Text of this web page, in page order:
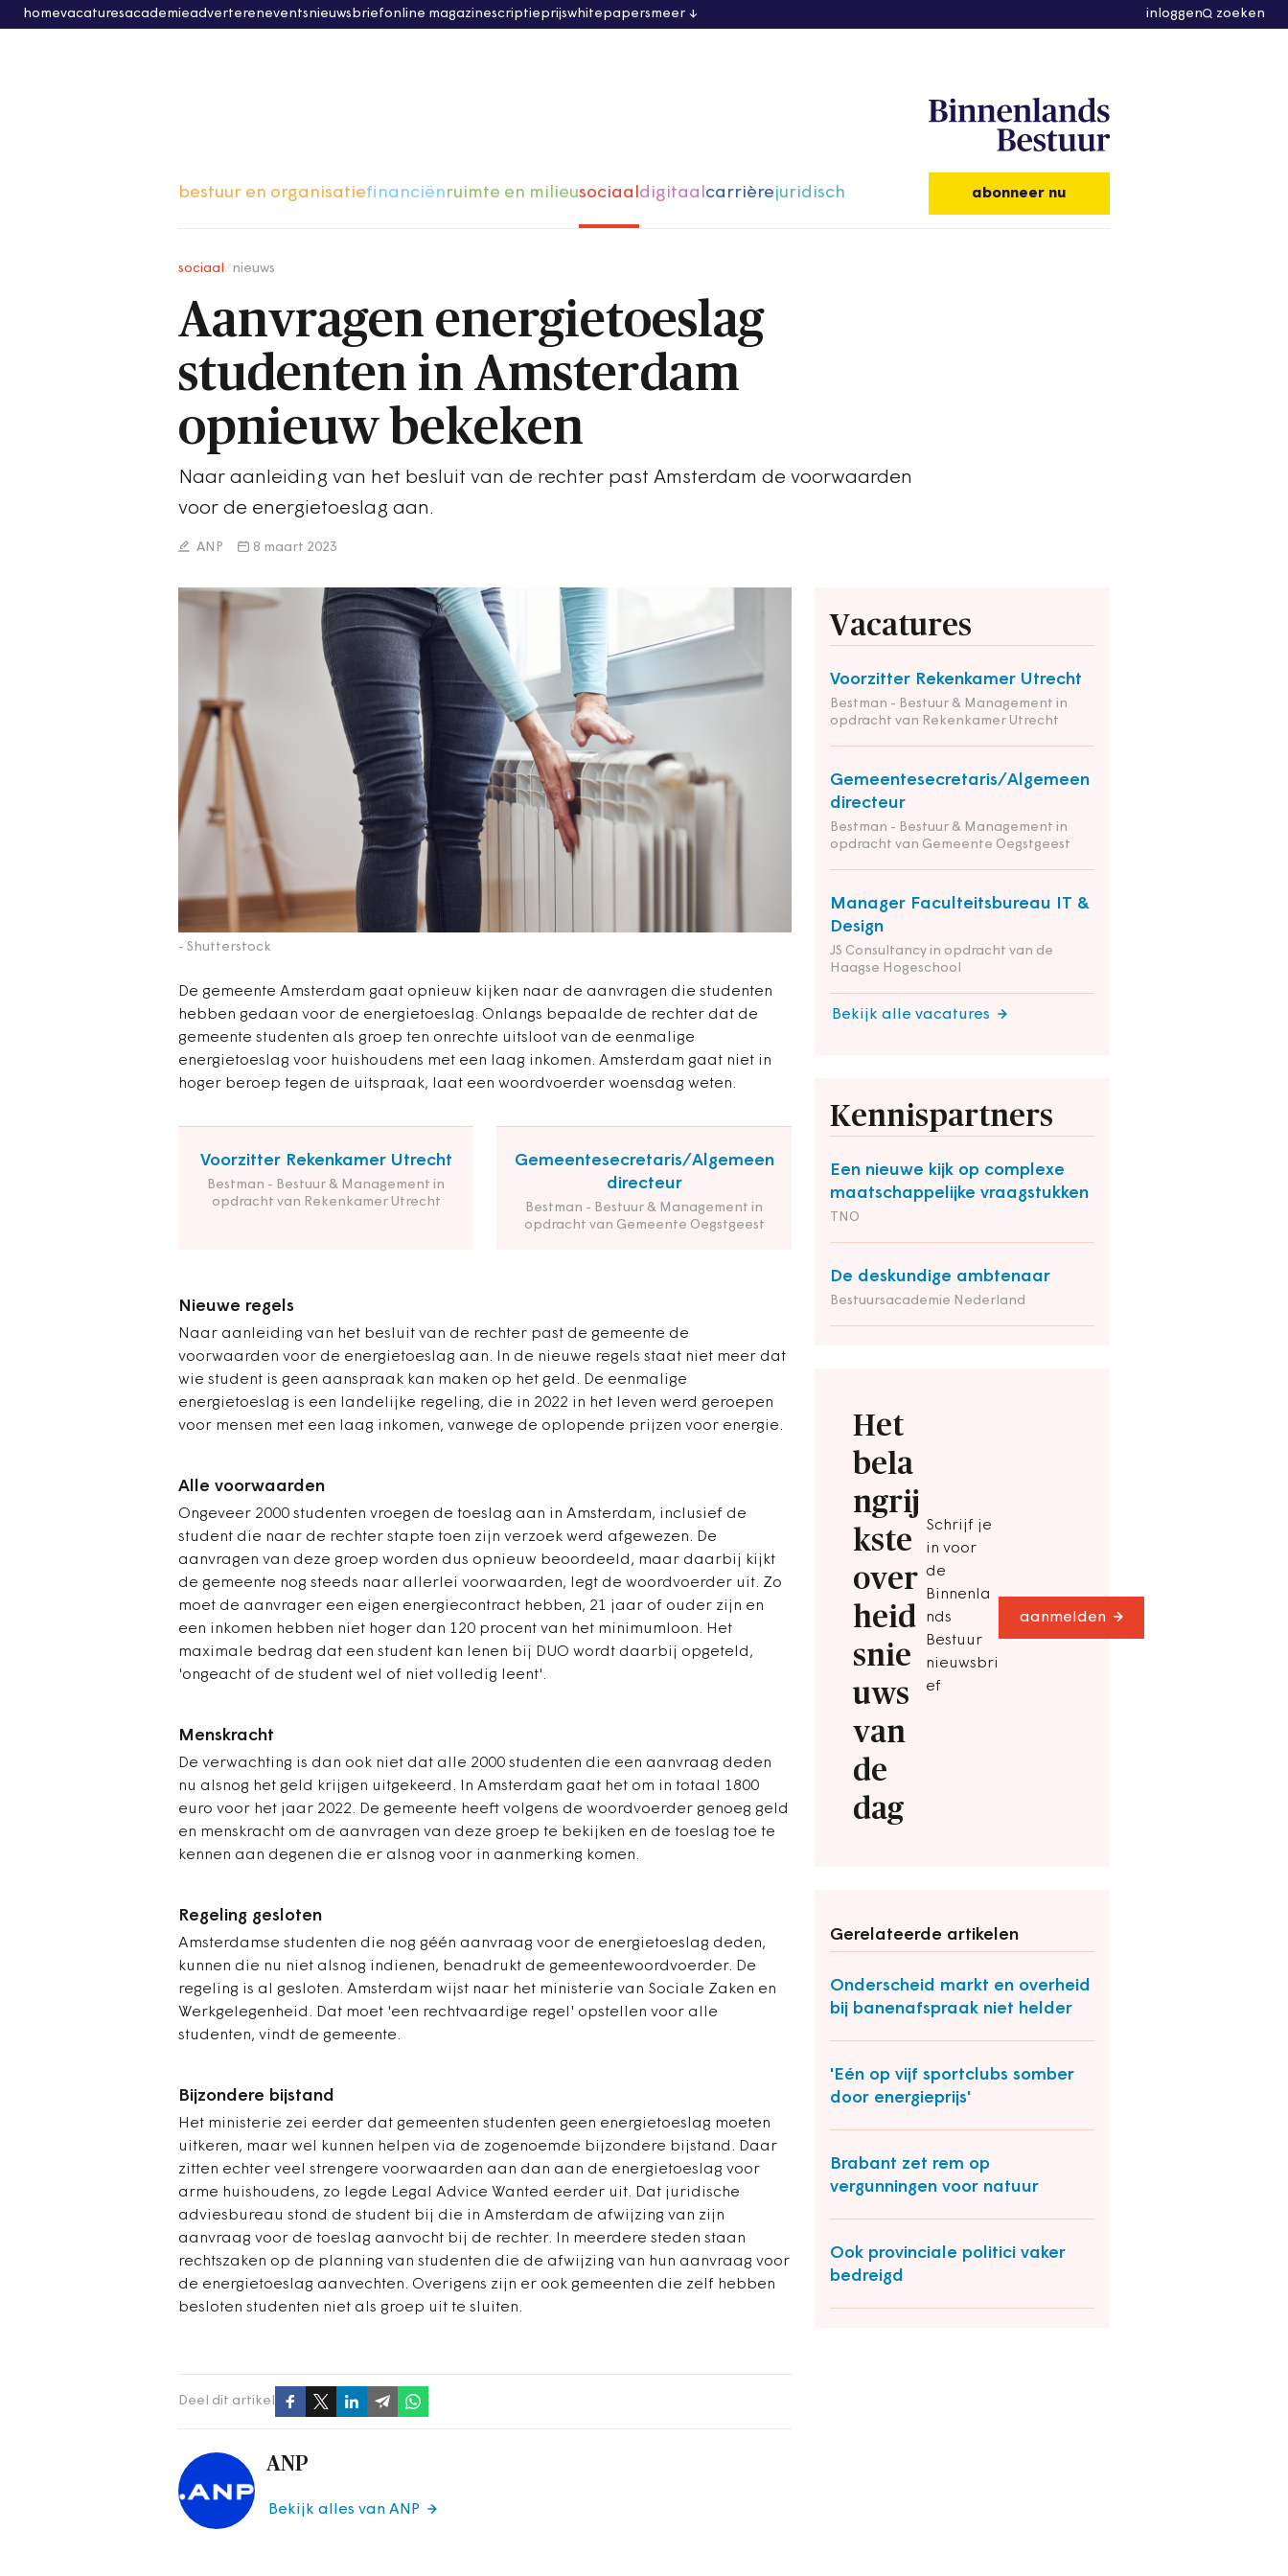
homevacaturesacademieadvertereneventsnieuwsbriefonline magazinescriptieprijswhitepapersmeer inloggen zoeken
bestuur en organisatiefinanciënruimte en milieusociaaldigitaalcarrièrejuridisch abonneer nu
sociaal nieuws
Aanvragen energietoeslag
studenten in Amsterdam
opnieuw bekeken
Naar aanleiding van het besluit van de rechter past Amsterdam de voorwaarden
voor de energietoeslag aan.
ANP 8 maart 2023
- Shutterstock
De gemeente Amsterdam gaat opnieuw kijken naar de aanvragen die studenten
hebben gedaan voor de energietoeslag. Onlangs bepaalde de rechter dat de
gemeente studenten als groep ten onrechte uitsloot van de eenmalige
energietoeslag voor huishoudens met een laag inkomen. Amsterdam gaat niet in
hoger beroep tegen de uitspraak, laat een woordvoerder woensdag weten.
Voorzitter Rekenkamer Utrecht
Bestman - Bestuur & Management in
opdracht van Rekenkamer Utrecht
Gemeentesecretaris/Algemeen
directeur
Bestman - Bestuur & Management in
opdracht van Gemeente Oegstgeest
Nieuwe regels
Naar aanleiding van het besluit van de rechter past de gemeente de
voorwaarden voor de energietoeslag aan. In de nieuwe regels staat niet meer dat
wie student is geen aanspraak kan maken op het geld. De eenmalige
energietoeslag is een landelijke regeling, die in 2022 in het leven werd geroepen
voor mensen met een laag inkomen, vanwege de oplopende prijzen voor energie.
Vacatures
Voorzitter Rekenkamer Utrecht
Bestman - Bestuur & Management in
opdracht van Rekenkamer Utrecht
Gemeentesecretaris/Algemeen
directeur
Bestman - Bestuur & Management in
opdracht van Gemeente Oegstgeest
Manager Faculteitsbureau IT &
Design
JS Consultancy in opdracht van de
Haagse Hogeschool
Bekijk alle vacatures
Kennispartners
Een nieuwe kijk op complexe
maatschappelijke vraagstukken
TNO
De deskundige ambtenaar
Bestuursacademie Nederland
Het
bela
ngrij
kste
over
heid
snie
uws
van
de
dag
Schrijf je
in voor
de
Binnenla
nds
Bestuur
nieuwsbri
ef
aanmelden
Gerelateerde artikelen
Onderscheid markt en overheid
bij banenafspraak niet helder
'Eén op vijf sportclubs somber
door energieprijs'
Brabant zet rem op
vergunningen voor natuur
Ook provinciale politici vaker
bedreigd
Alle voorwaarden
Ongeveer 2000 studenten vroegen de toeslag aan in Amsterdam, inclusief de
student die naar de rechter stapte toen zijn verzoek werd afgewezen. De
aanvragen van deze groep worden dus opnieuw beoordeeld, maar daarbij kijkt
de gemeente nog steeds naar allerlei voorwaarden, legt de woordvoerder uit. Zo
moet de aanvrager een eigen energiecontract hebben, 21 jaar of ouder zijn en
een inkomen hebben niet hoger dan 120 procent van het minimumloon. Het
maximale bedrag dat een student kan lenen bij DUO wordt daarbij opgeteld,
'ongeacht of de student wel of niet volledig leent'.
Menskracht
De verwachting is dan ook niet dat alle 2000 studenten die een aanvraag deden
nu alsnog het geld krijgen uitgekeerd. In Amsterdam gaat het om in totaal 1800
euro voor het jaar 2022. De gemeente heeft volgens de woordvoerder genoeg geld
en menskracht om de aanvragen van deze groep te bekijken en de toeslag toe te
kennen aan degenen die er alsnog voor in aanmerking komen.
Regeling gesloten
Amsterdamse studenten die nog géén aanvraag voor de energietoeslag deden,
kunnen die nu niet alsnog indienen, benadrukt de gemeentewoordvoerder. De
regeling is al gesloten. Amsterdam wijst naar het ministerie van Sociale Zaken en
Werkgelegenheid. Dat moet 'een rechtvaardige regel' opstellen voor alle
studenten, vindt de gemeente.
Bijzondere bijstand
Het ministerie zei eerder dat gemeenten studenten geen energietoeslag moeten
uitkeren, maar wel kunnen helpen via de zogenoemde bijzondere bijstand. Daar
zitten echter veel strengere voorwaarden aan dan aan de energietoeslag voor
arme huishoudens, zo legde Legal Advice Wanted eerder uit. Dat juridische
adviesbureau stond de student bij die in Amsterdam de afwijzing van zijn
aanvraag voor de toeslag aanvocht bij de rechter. In meerdere steden staan
rechtszaken op de planning van studenten die de afwijzing van hun aanvraag voor
de energietoeslag aanvechten. Overigens zijn er ook gemeenten die zelf hebben
besloten studenten niet als groep uit te sluiten.
Deel dit artikel
ANP
Bekijk alles van ANP